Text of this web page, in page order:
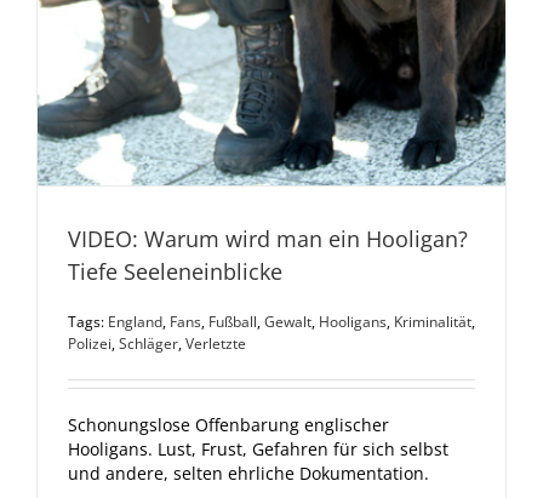
VIDEO: Warum wird man ein Hooligan?
Tiefe Seeleneinblicke
Tags: England, Fans, Fußball,Gewalt, Hooligans, Kriminalität,
Polizei,Schläger,Verletzte
Schonungslose Offenbarung englischer
Hooligans. Lust, Frust, Gefahren für sich selbst
und andere, selten ehrliche Dokumentation.